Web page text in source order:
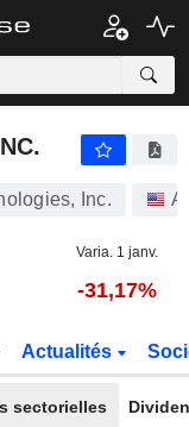
Inc.
Varia. 1 janv.
-31,17%
Actualités
sectorielles